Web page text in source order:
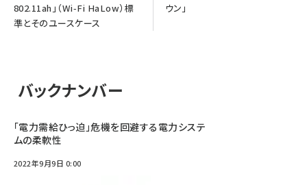
802.11ah」（Wi-Fi HaLow）標
準とそのユースケース
ウン」
バックナンバー
「電力需給ひっ迫」危機を回避する電力システ
ムの柔軟性
2022年9月9日 0:00